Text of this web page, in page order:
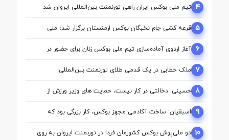
4 تیم ملی بوکس ایران راهی تورنمنت بین‌المللی ایروان شد
5 قرعه‌ کشی جام نخبگان بوکس ارمنستان برگزار شد؛ ملی‌
پوشان ایران حریفان خود را شناختند
6 آغاز اردوی آماده‌سازی تیم ملی بوکس زنان برای حضور در
بازی‌های آسیایی ناگویا
7 ملک‌ خطابی در یک قدمی طلای تورنمنت بین‌المللی
ارمنستان/ محمدنژاد به مدال برنز رسید
8 حسینی: دخالتی در کار نیست، حمایت های وزیر ورزش از
مالی صاحب خانه می شود 9 اسبقیان: ساخت آکادمی مجهز بوکس، کار بزرگی بود که
حسینی برای این رشته انجام داد
10 دو ملی‌پوش بوکس کشورمان فردا در تورنمنت ایروان به روی